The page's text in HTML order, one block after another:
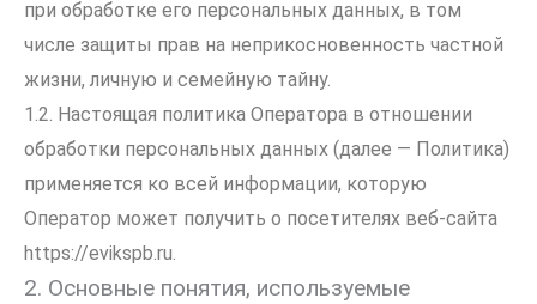
при обработке его персональных данных, в том
числе защиты прав на неприкосновенность частной
жизни, личную и семейную тайну.
1.2. Настоящая политика Оператора в отношении
обработки персональных данных (далее — Политика)
применяется ко всей информации, которую
Оператор может получить о посетителях веб-сайта
https://evikspb.ru.
2. Основные понятия, используемые